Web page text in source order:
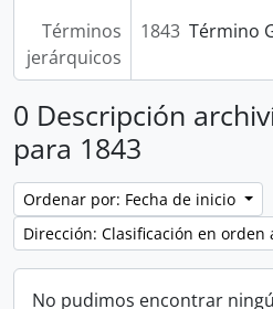
Términos
jerárquicos
1843 Término
0 Descripción
para 1843
Ordenar por: Fecha de inicio
Dirección: Clasificación en orden
No pudimos encontrar